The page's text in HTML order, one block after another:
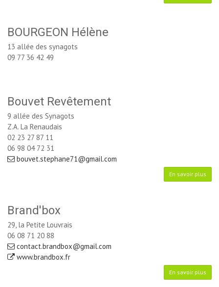
BOURGEON Hélène
13 allée des synagots
09 77 36 42 49
Bouvet Revêtement
9 allée des Synagots
Z.A. La Renaudais
02 23 27 87 11
06 98 04 72 31
bouvet.stephane71@gmail.com
En savoir plus
Brand'box
29, la Petite Louvrais
06 08 71 20 88
contact.brandbox@gmail.com
www.brandbox.fr
En savoir plus